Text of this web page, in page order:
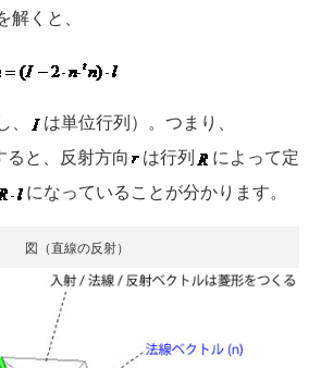
くと、
は単位行列）。つまり、
ると、反射方向
は行列
によって定
になっていることが分かります。
図（直線の反射）